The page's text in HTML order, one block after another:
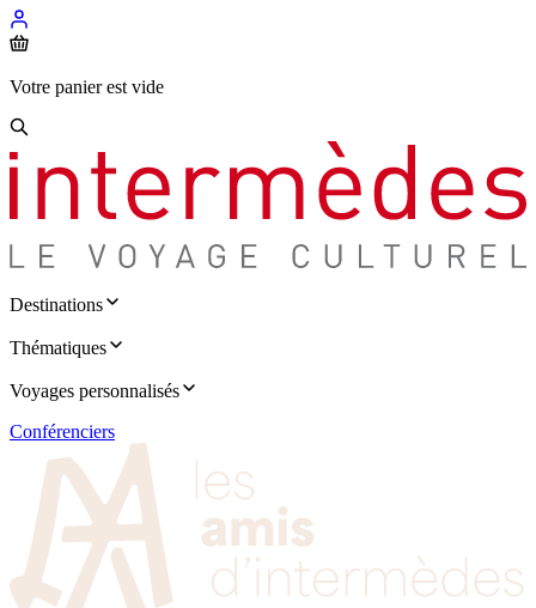
Votre panier est vide
Destinations
Thématiques
Voyages personnalisés
Conférenciers